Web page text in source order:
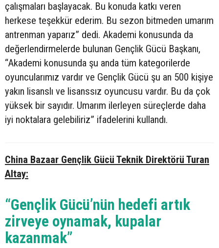
çalışmaları başlayacak. Bu konuda katkı veren
herkese teşekkür ederim. Bu sezon bitmeden umarım
antrenman yaparız” dedi. Akademi konusunda da
değerlendirmelerde bulunan Gençlik Gücü Başkanı,
“Akademi konusunda şu anda tüm kategorilerde
oyuncularımız vardır ve Gençlik Gücü şu an 500 kişiye
yakın lisanslı ve lisanssız oyuncusu vardır. Bu da çok
yüksek bir sayıdır. Umarım ilerleyen süreçlerde daha
iyi noktalara gelebiliriz” ifadelerini kullandı.
China Bazaar Gençlik Gücü Teknik Direktörü Turan
Altay:
“Gençlik Gücü’nün hedefi artık
zirveye oynamak, kupalar
kazanmak”